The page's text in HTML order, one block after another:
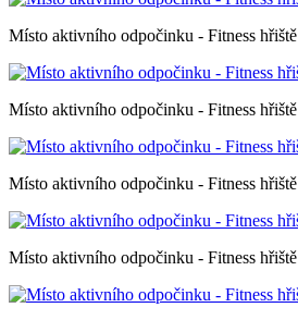
Místo aktivního odpočinku - Fitness hřiště
Místo aktivního odpočinku - Fitness hřiště
Místo aktivního odpočinku - Fitness hřiště
Místo aktivního odpočinku - Fitness hřiště